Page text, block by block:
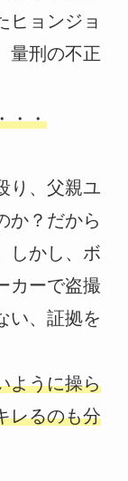
ヒョンジョ
量刑の不正
・・
り、父親ユ
か？だから
しかし、ボ
カーで盗撮
い、証拠を
ように操ら
レるのも分